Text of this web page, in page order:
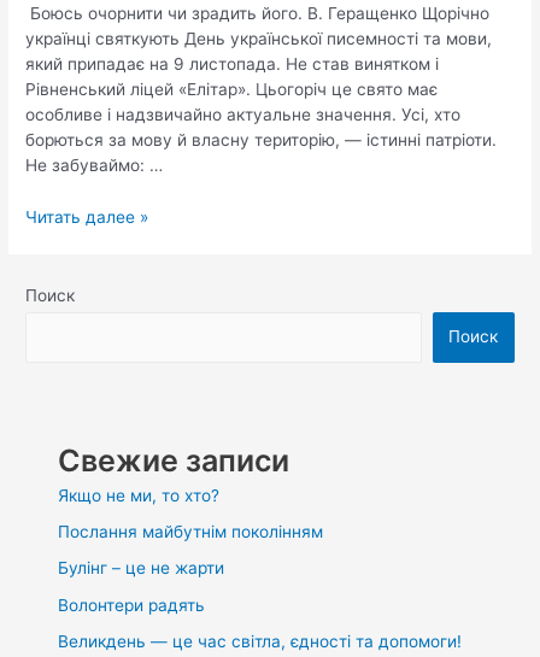
Боюсь очорнити чи зрадить його. В. Геращенко Щорічно
українці святкують День української писемності та мови,
який припадає на 9 листопада. Не став винятком і
Рівненський ліцей «Елітар». Цьогоріч це свято має
особливе і надзвичайно актуальне значення. Усі, хто
борються за мову й власну територію, — істинні патріоти.
Не забуваймо: …
Читать далее »
Поиск
Поиск
Свежие записи
Якщо не ми, то хто?
Послання майбутнім поколінням
Булінг – це не жарти
Волонтери радять
Великдень — це час світла, єдності та допомоги!